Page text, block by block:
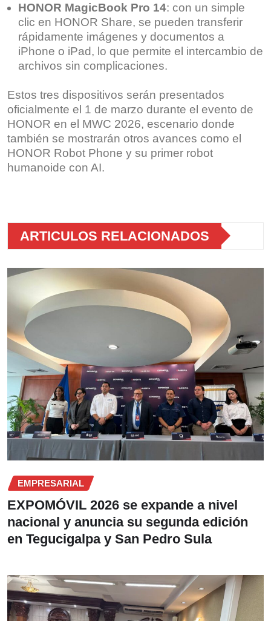
HONOR MagicBook Pro 14: con un simple
clic en HONOR Share, se pueden transferir
rápidamente imágenes y documentos a
iPhone o iPad, lo que permite el intercambio de
archivos sin complicaciones.
Estos tres dispositivos serán presentados
oficialmente el 1 de marzo durante el evento de
HONOR en el MWC 2026, escenario donde
también se mostrarán otros avances como el
HONOR Robot Phone y su primer robot
humanoide con AI.
ARTICULOS RELACIONADOS
EMPRESARIAL
EXPOMÓVIL 2026 se expande a nivel
nacional y anuncia su segunda edición
en Tegucigalpa y San Pedro Sula